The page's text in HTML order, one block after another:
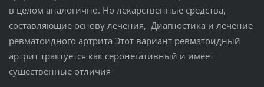
в целом аналогично. Но лекарственные средства,
составляющие основу лечения, Диагностика и лечение
ревматоидного артрита Этот вариант ревматоидный
артрит трактуется как серонегативный и имеет
существенные отличия